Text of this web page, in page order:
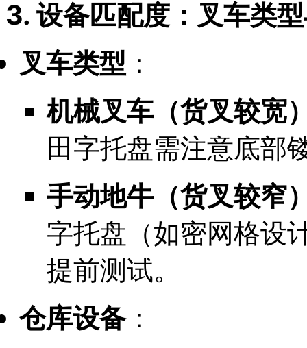
3. 设备匹配度：叉车类
叉车类型 ：
机械叉车（货叉较宽
田字托盘需注意底部
手动地牛（货叉较窄
字托盘（如密网格设
提前测试。
仓库设备：